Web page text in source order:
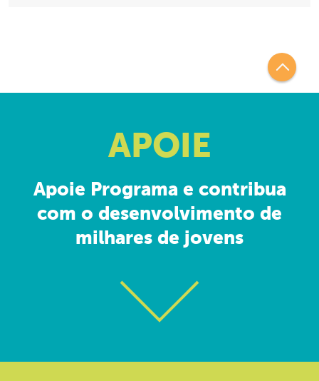
APOIE
Apoie Programa e contribua
com o desenvolvimento de
milhares de jovens